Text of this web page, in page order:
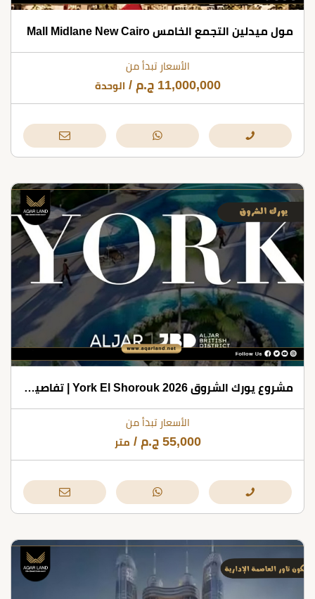
مول ميدلين التجمع الخامس Mall Midlane New Cairo
الأسعار تبدأ من
11,000,000 ج.م / الوحدة
مشروع يورك الشروق 2026 York El Shorouk | تفاصيل وأسعار
الأسعار تبدأ من
55,000 ج.م / متر